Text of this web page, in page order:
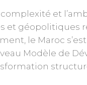
et
et géopolitiques
le Maroc
Modèle de